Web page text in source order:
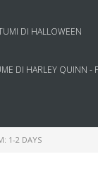
DI HALLOWEEN
DI HARLEY QUINN -
1-2 DAYS